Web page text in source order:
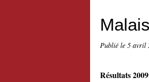
Publié le 5 avril
Résultats